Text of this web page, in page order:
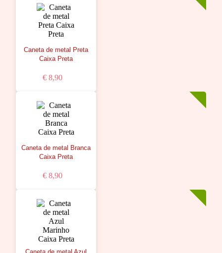
Caneta de metal Preta
Caixa Preta
€ 8,90
Caneta de metal Branca
Caixa Preta
€ 8,90